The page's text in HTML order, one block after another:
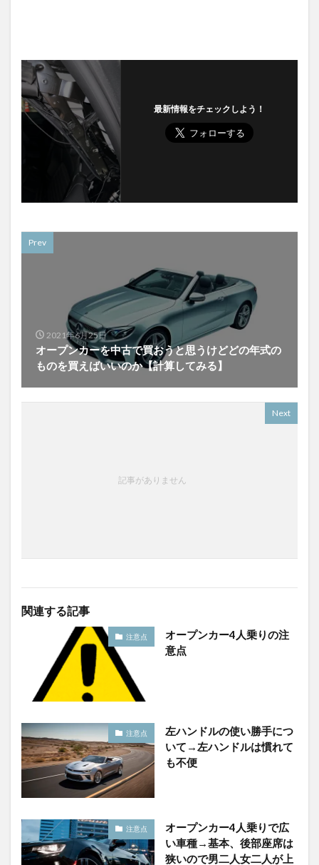
最新情報をチェックしよう！
Prev
2021年6月25日
オープンカーを中古で買おうと思うけどどの年式の
ものを買えばいいのか【計算してみる】
Next
記事がありません
関連する記事
注意点
オープンカー4人乗りの注
意点
注意点
左ハンドルの使い勝手につ
いて→左ハンドルは慣れて
も不便
注意点
オープンカー4人乗りで広
い車種→基本、後部座席は
狭いので男二人女二人が上